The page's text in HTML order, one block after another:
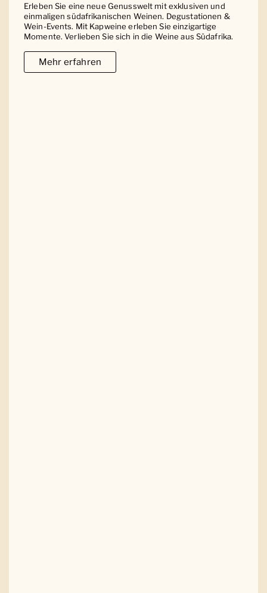
Erleben Sie eine neue Genusswelt mit exklusiven und
einmaligen südafrikanischen Weinen. Degustationen &
Wein-Events. Mit Kapweine erleben Sie einzigartige
Momente. Verlieben Sie sich in die Weine aus Südafrika.
Mehr erfahren